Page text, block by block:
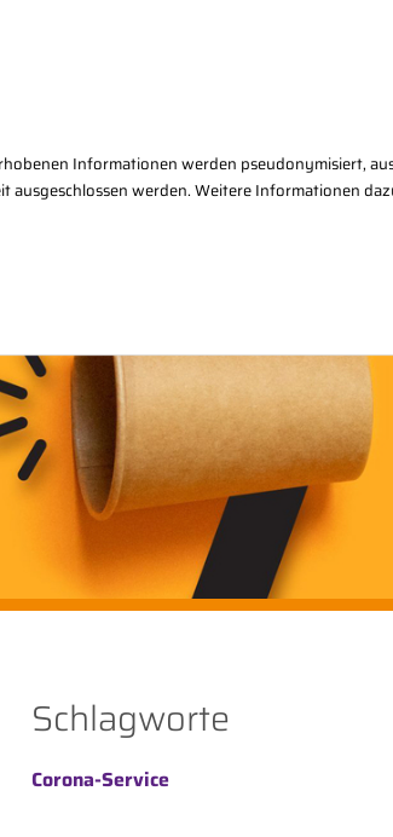
Informationen werden pseudonymisiert,
werden. Weitere Informationen
Schlagworte
Corona-Service